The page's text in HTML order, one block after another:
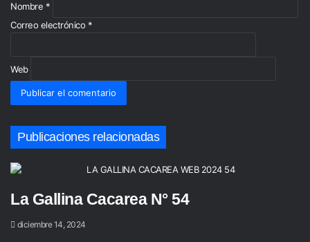
*
Nombre *
Correo electrónico *
Web
Publicaciones relacionadas
La Gallina Cacarea N° 54
diciembre 14, 2024